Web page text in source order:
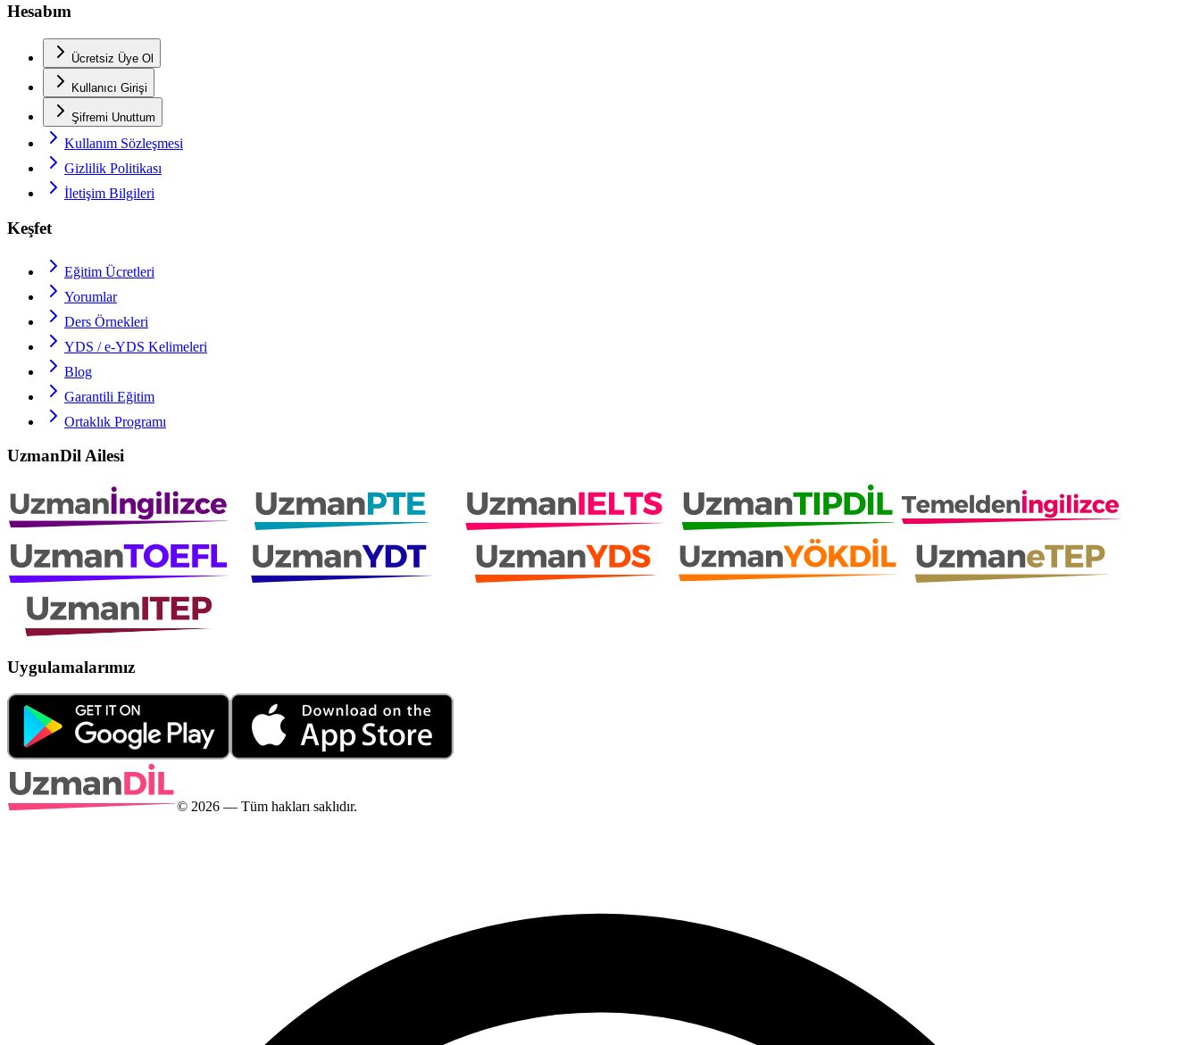
Hesabım
Ücretsiz Üye Ol
Kullanıcı Girişi
Şifremi Unuttum
Kullanım Sözleşmesi
Gizlilik Politikası
İletişim Bilgileri
Keşfet
Eğitim Ücretleri
Yorumlar
Ders Örnekleri
YDS / e-YDS Kelimeleri
Blog
Garantili Eğitim
Ortaklık Programı
UzmanDil Ailesi
Uygulamalarımız
© 2026 — Tüm hakları saklıdır.